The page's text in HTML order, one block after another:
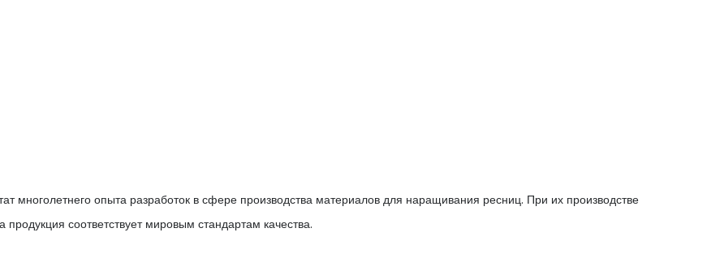
опыта разработок в сфере производства материалов для наращивания ресниц. При их производстве
соответствует мировым стандартам качества.